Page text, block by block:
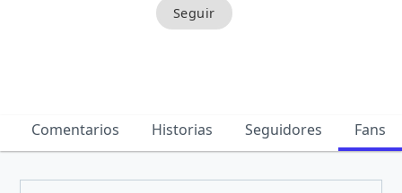
Comentarios Historias Seguidores Fans